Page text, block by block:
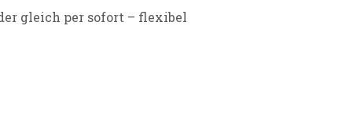
gleich per sofort – flexibel